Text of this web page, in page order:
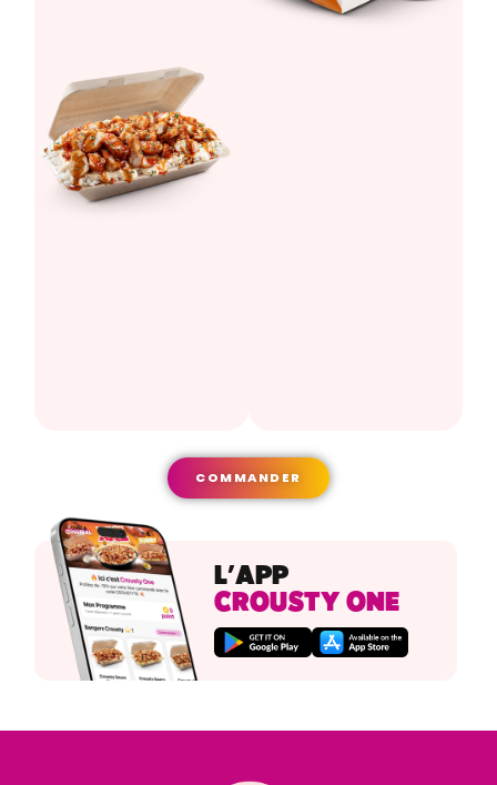
COMMANDER
L’APP
CROUSTY ONE